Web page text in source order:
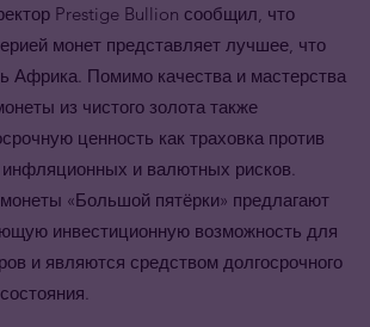
Prestige Bullion сообщил, что
монет представляет лучшее, что
Африка. Помимо качества и мастерства
из чистого золота также
ценность как траховка против
инфляционных и валютных рисков.
«Большой пятёрки» предлагают
инвестиционную возможность для
и являются средством долгосрочного